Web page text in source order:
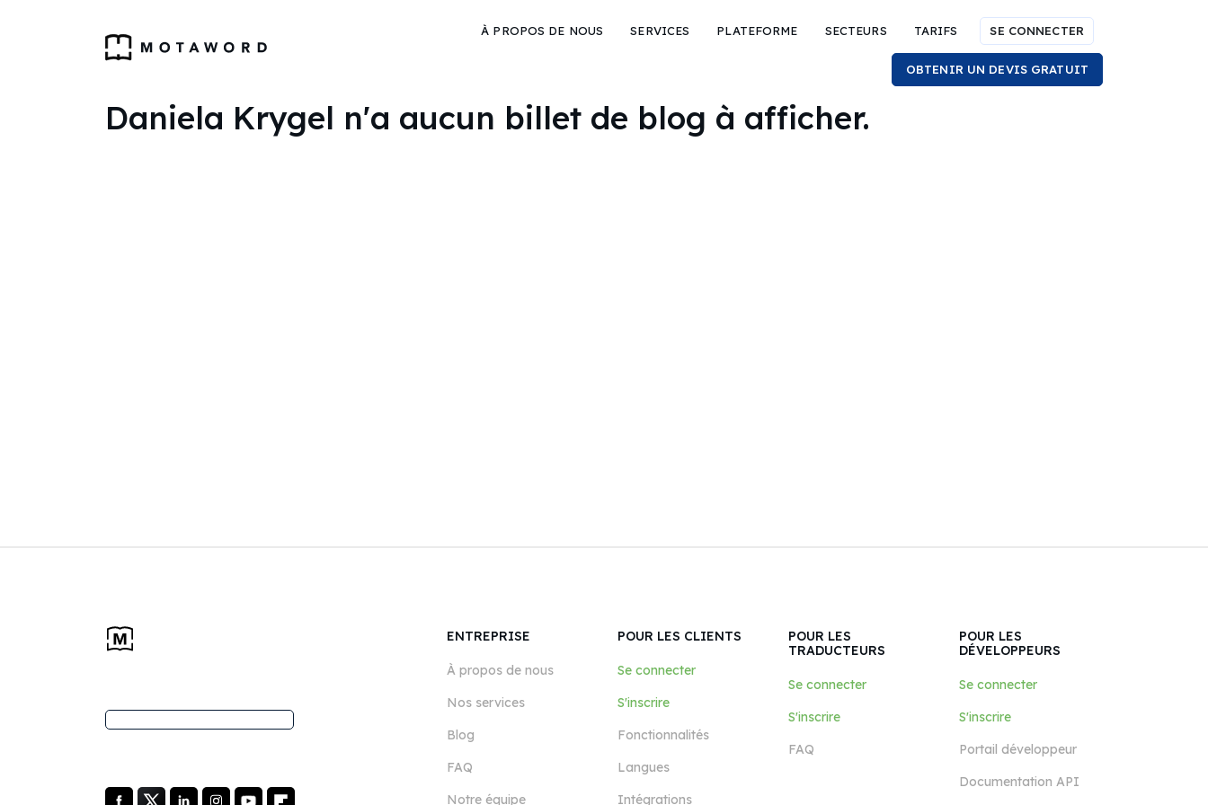
À PROPOS DE NOUS SERVICES PLATEFORME SECTEURS TARIFS SE CONNECTER
OBTENIR UN DEVIS GRATUIT
Daniela Krygel n'a aucun billet de blog à afficher.
ENTREPRISE
À propos de nous
Nos services
Blog
FAQ
Notre équipe
POUR LES CLIENTS
Se connecter
S'inscrire
Fonctionnalités
Langues
Intégrations
POUR LES
TRADUCTEURS
Se connecter
S'inscrire
FAQ
POUR LES
DÉVELOPPEURS
Se connecter
S'inscrire
Portail développeur
Documentation API